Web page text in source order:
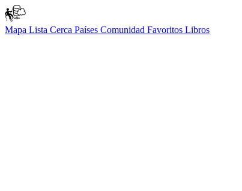
Mapa Lista Cerca Países Comunidad Favoritos Libros